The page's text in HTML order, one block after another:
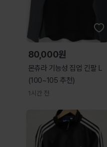
80,000원
몬츄라 기능성 집업 긴팔 L
(100~105 추천)
1시간 전